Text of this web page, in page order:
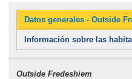
Datos generales - Outside
Información sobre las
Outside Fredeshiem